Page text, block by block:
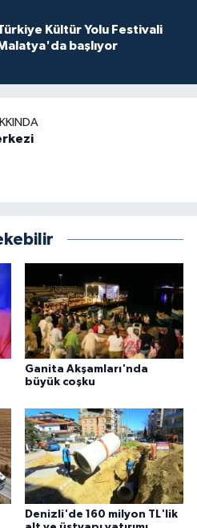
Kültür Yolu Festivali
başlıyor
Ganita Akşamları'nda
büyük coşku
Denizli'de 160 milyon TL'lik